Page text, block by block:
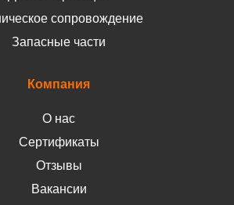
сопровождение
Запасные части
Компания
О нас
Сертификаты
Отзывы
Вакансии